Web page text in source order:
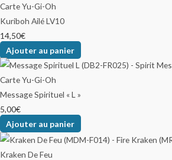
Kuriboh Ailé LV10
14,50€
Ajouter au panier
Message Spirituel « L »
5,00€
Ajouter au panier
Kraken De Feu